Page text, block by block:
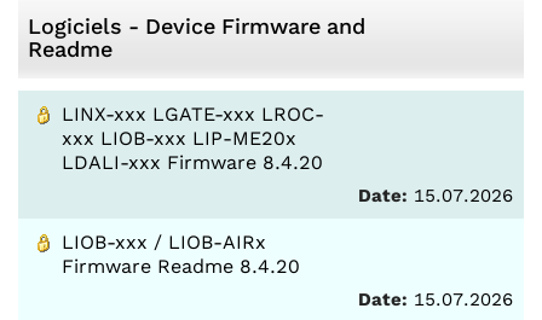
Logiciels - Device Firmware and
Readme
LINX-xxx LGATE-xxx LROC-
xxx LIOB-xxx LIP-ME20x
LDALI-xxx Firmware 8.4.20
Date: 15.07.2026
LIOB-xxx / LIOB-AIRx
Firmware Readme 8.4.20
Date: 15.07.2026